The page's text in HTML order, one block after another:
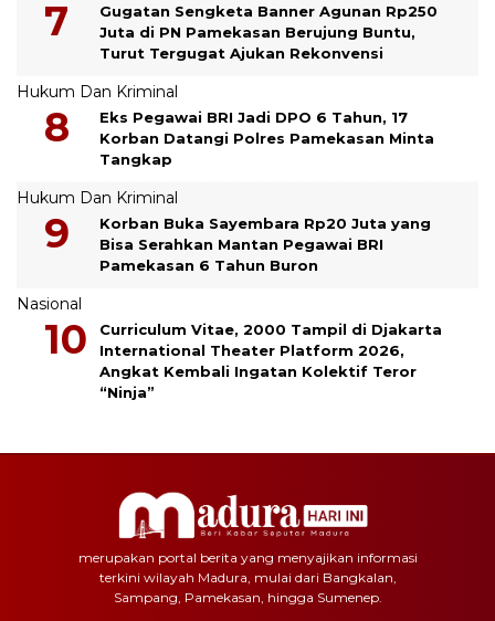
Gugatan Sengketa Banner Agunan Rp250
Juta di PN Pamekasan Berujung Buntu,
Turut Tergugat Ajukan Rekonvensi
Hukum Dan Kriminal
Eks Pegawai BRI Jadi DPO 6 Tahun, 17
Korban Datangi Polres Pamekasan Minta
Tangkap
Hukum Dan Kriminal
Korban Buka Sayembara Rp20 Juta yang
Bisa Serahkan Mantan Pegawai BRI
Pamekasan 6 Tahun Buron
Nasional
Curriculum Vitae, 2000 Tampil di Djakarta
International Theater Platform 2026,
Angkat Kembali Ingatan Kolektif Teror
“Ninja”
merupakan portal berita yang menyajikan informasi
terkini wilayah Madura, mulai dari Bangkalan,
Sampang, Pamekasan, hingga Sumenep.